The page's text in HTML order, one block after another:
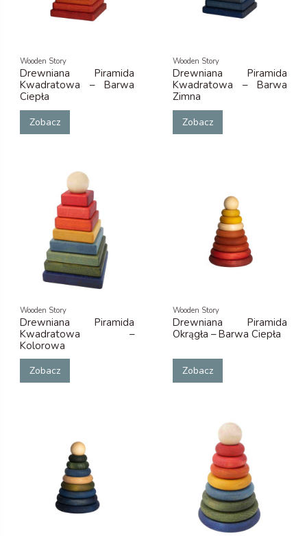
Wooden Story
Drewniana Piramida
Kwadratowa – Barwa
Ciepła
Zobacz
Wooden Story
Drewniana Piramida
Kwadratowa – Barwa
Zimna
Zobacz
Wooden Story
Drewniana Piramida
Kwadratowa –
Kolorowa
Zobacz
Wooden Story
Drewniana Piramida
Okrągła – Barwa Ciepła
Zobacz